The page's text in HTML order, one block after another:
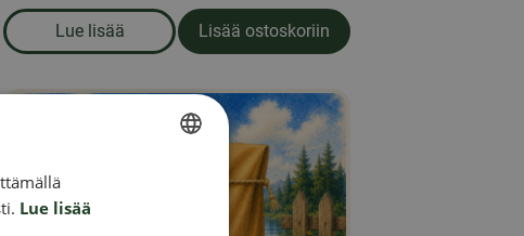
10kg
Lue lisää
om produkten Villiintyneiden lintujen sekoitus ilman
Lisää ostoskoriin
Lue lisää